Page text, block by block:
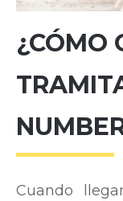
¿CÓMO
Cuando